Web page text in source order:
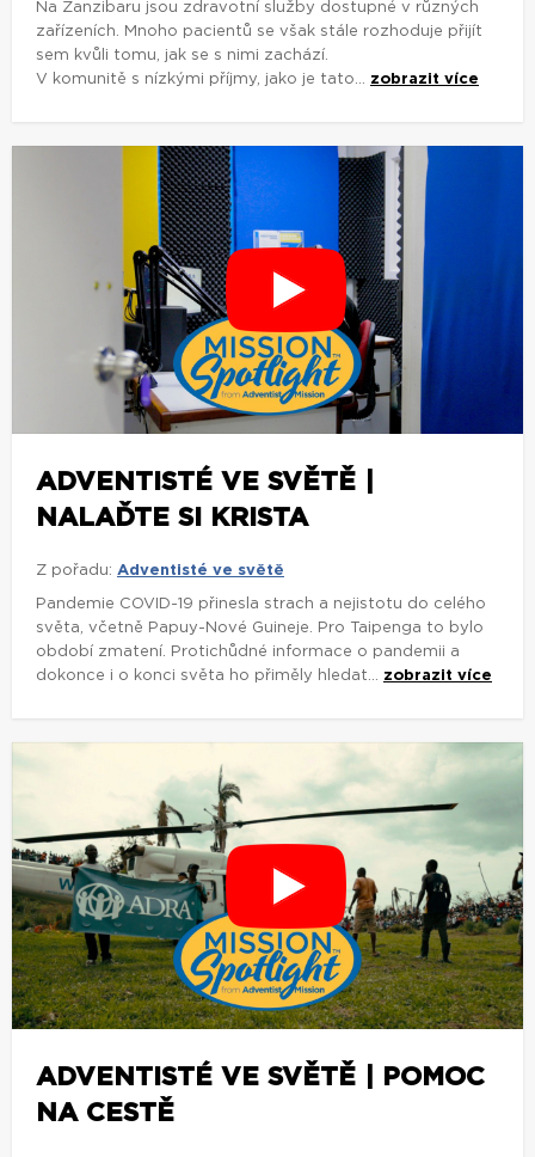
Na Zanzibaru jsou zdravotní služby dostupné v různých
zařízeních. Mnoho pacientů se však stále rozhoduje přijít
sem kvůli tomu, jak se s nimi zachází.
V komunitě s nízkými příjmy, jako je tato... zobrazit více
ADVENTISTÉ VE SVĚTĚ |
NALAĎTE SI KRISTA
Z pořadu: Adventisté ve světě
Pandemie COVID-19 přinesla strach a nejistotu do celého
světa, včetně Papuy-Nové Guineje. Pro Taipenga to bylo
období zmatení. Protichůdné informace o pandemii a
dokonce i o konci světa ho přiměly hledat... zobrazit více
ADVENTISTÉ VE SVĚTĚ | POMOC
NA CESTĚ